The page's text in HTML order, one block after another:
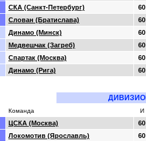
СКА (Санкт-Петербург)
60
Слован (Братислава)
60
Динамо (Минск)
60
Медвешчак (Загреб)
60
Спартак (Москва)
60
Динамо (Рига) 60
Команда И
ЦСКА (Москва)
60
Локомотив (Ярославль)
60